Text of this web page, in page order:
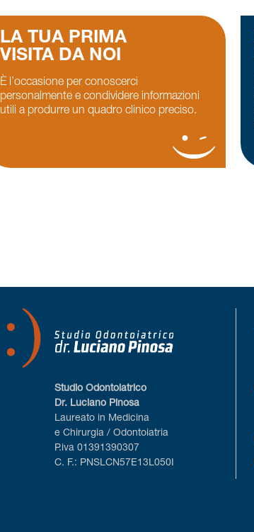
LA TUA PRIMA
VISITA DA NOI
È l’occasione per conoscerci
personalmente e condividere informazioni
utili a produrre un quadro clinico preciso.
Studio Odontoiatrico
Dr. Luciano Pinosa
Laureato in Medicina
e Chirurgia / Odontoiatria
P.iva 01391390307
C. F.: PNSLCN57E13L050I